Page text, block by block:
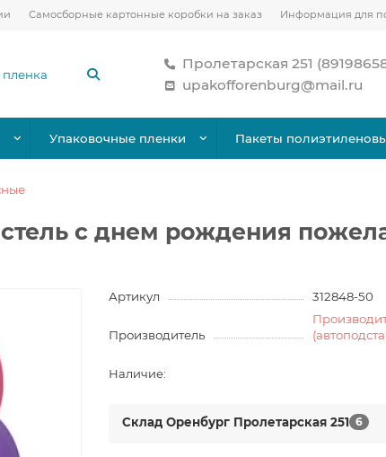
Самосборные картонные коробки на заказ Информация для
Пролетарская 251
upakofforenburg@mail.ru
Упаковочные пленки Пакеты
с днем рождения
Артикул 312848-50
Производитель
Наличие:
Склад Оренбург Пролетарская 251 6